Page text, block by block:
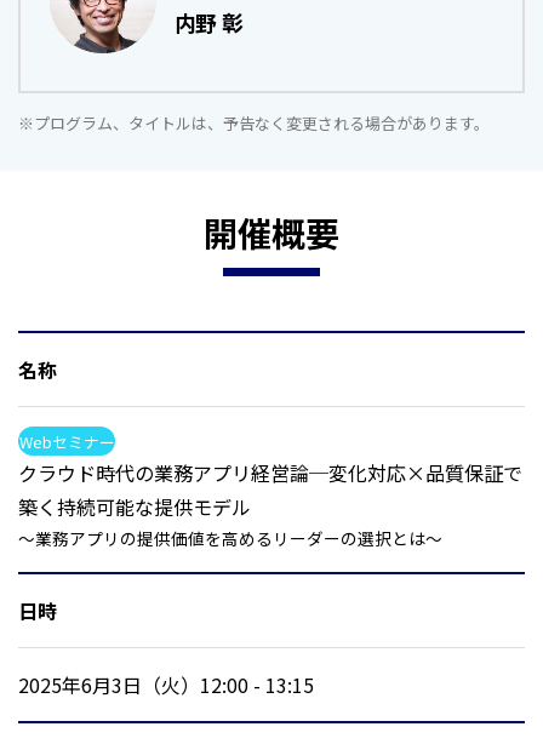
内野 彰
※プログラム、タイトルは、予告なく変更される場合があります。
開催概要
名称
Webセミナー
クラウド時代の業務アプリ経営論─変化対応×品質保証で
築く持続可能な提供モデル
～業務アプリの提供価値を高めるリーダーの選択とは～
日時
2025年6月3日（火）12:00 - 13:15